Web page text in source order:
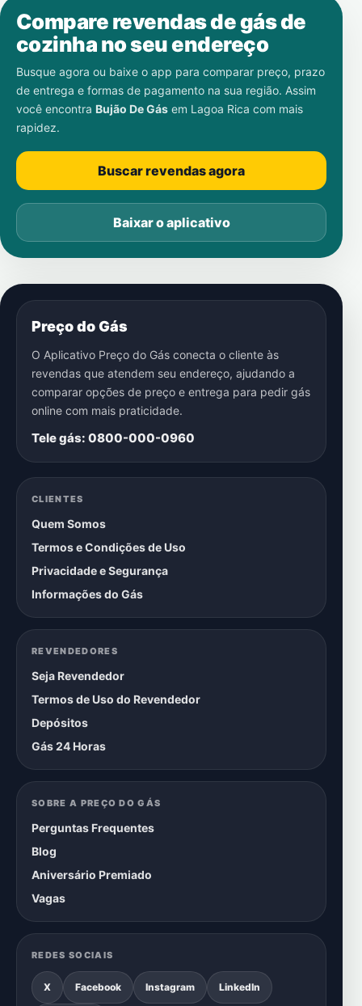
Compare revendas de gás de
cozinha no seu endereço
Busque agora ou baixe o app para comparar preço, prazo
de entrega e formas de pagamento na sua região. Assim
você encontra Bujão De Gás em Lagoa Rica com mais
rapidez.
Buscar revendas agora
Baixar o aplicativo
Preço do Gás
O Aplicativo Preço do Gás conecta o cliente às
revendas que atendem seu endereço, ajudando a
comparar opções de preço e entrega para pedir gás
online com mais praticidade.
Tele gás: 0800-000-0960
CLIENTES
Quem Somos
Termos e Condições de Uso
Privacidade e Segurança
Informações do Gás
REVENDEDORES
Seja Revendedor
Termos de Uso do Revendedor
Depósitos
Gás 24 Horas
SOBRE A PREÇO DO GÁS
Perguntas Frequentes
Blog
Aniversário Premiado
Vagas
REDES SOCIAIS
X Facebook Instagram LinkedIn